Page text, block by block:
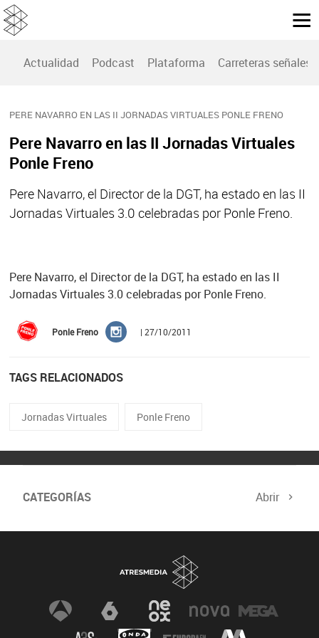
Actualidad Podcast Plataforma Carreteras señales
PERE NAVARRO EN LAS II JORNADAS VIRTUALES PONLE FRENO
Pere Navarro en las II Jornadas Virtuales
Ponle Freno
Pere Navarro, el Director de la DGT, ha estado en las II
Jornadas Virtuales 3.0 celebradas por Ponle Freno.
Pere Navarro, el Director de la DGT, ha estado en las II
Jornadas Virtuales 3.0 celebradas por Ponle Freno.
Ponle Freno | 27/10/2011
TAGS RELACIONADOS
Jornadas Virtuales Ponle Freno
CATEGORÍAS Abrir